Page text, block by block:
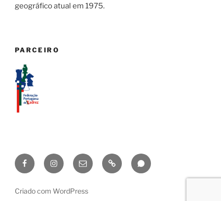
geográfico atual em 1975.
PARCEIRO
Facebook
AXL
Instagram
AXL
geral@axadrezlisboa.pt
Lichess Canal
WhatsApp
Criado com WordPress